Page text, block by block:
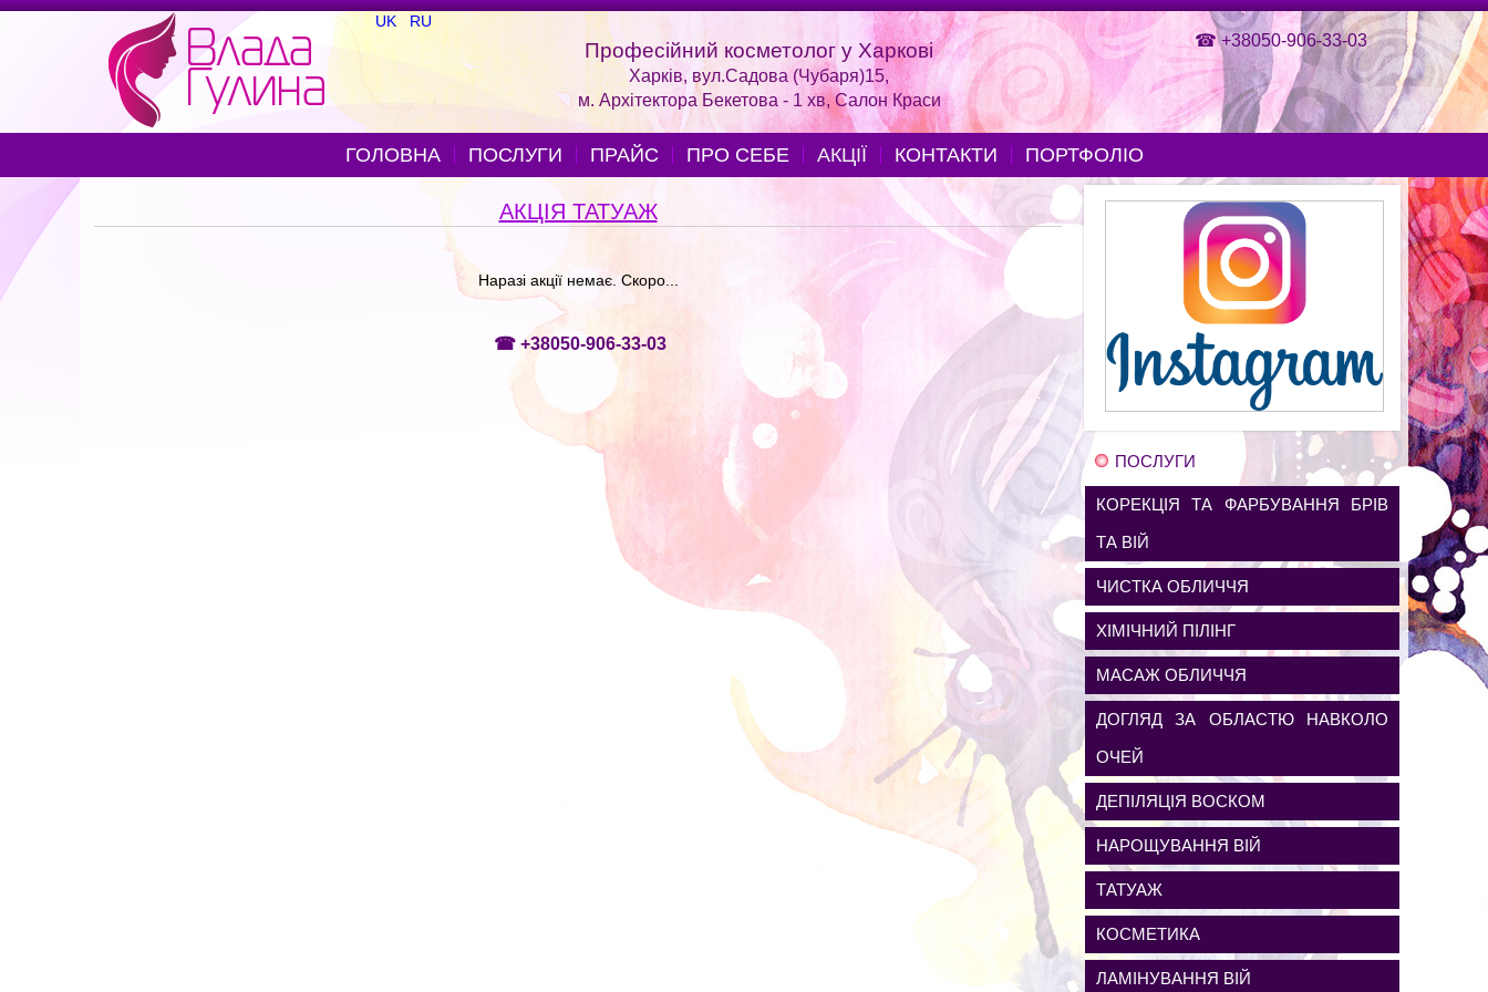
UK RU
Професійний косметолог у Харкові
Харків, вул.Садова (Чубаря)15,
м. Архітектора Бекетова - 1 хв, Салон Краси
☎+38050-906-33-03
ГОЛОВНА ПОСЛУГИ ПРАЙС ПРО СЕБЕ АКЦІЇ КОНТАКТИ ПОРТФОЛІО
АКЦІЯ ТАТУАЖ
Наразі акції немає. Скоро...
☎ +38050-906-33-03
ПОСЛУГИ
КОРЕКЦІЯ ТА ФАРБУВАННЯ БРІВ
ТА ВІЙ
ЧИСТКА ОБЛИЧЧЯ
ХІМІЧНИЙ ПІЛІНГ
МАСАЖ ОБЛИЧЧЯ
ДОГЛЯД ЗА ОБЛАСТЮ НАВКОЛО
ОЧЕЙ
ДЕПІЛЯЦІЯ ВОСКОМ
НАРОЩУВАННЯ ВІЙ
ТАТУАЖ
КОСМЕТИКА
ЛАМІНУВАННЯ ВІЙ